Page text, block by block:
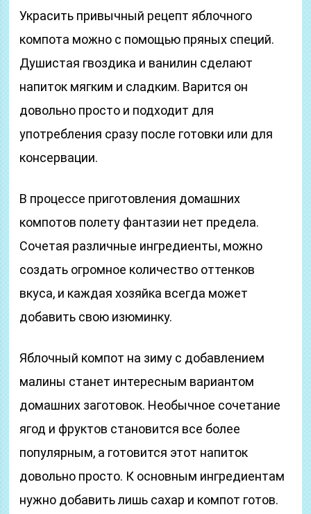
Украсить привычный рецепт яблочного
компота можно с помощью пряных специй.
Душистая гвоздика и ванилин сделают
напиток мягким и сладким. Варится он
довольно просто и подходит для
употребления сразу после готовки или для
консервации.
В процессе приготовления домашних
компотов полету фантазии нет предела.
Сочетая различные ингредиенты, можно
создать огромное количество оттенков
вкуса, и каждая хозяйка всегда может
добавить свою изюминку.
Яблочный компот на зиму с добавлением
малины станет интересным вариантом
домашних заготовок. Необычное сочетание
ягод и фруктов становится все более
популярным, а готовится этот напиток
довольно просто. К основным ингредиентам
нужно добавить лишь сахар и компот готов.